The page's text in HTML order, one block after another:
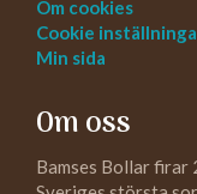
Om cookies
Cookie
Min sida
Om oss
Bamses Bollar firar